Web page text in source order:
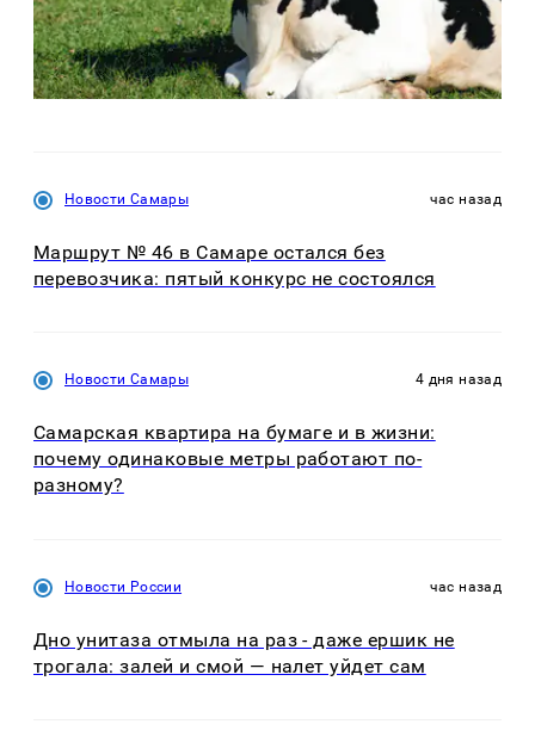
Новости Самары час назад
Маршрут № 46 в Самаре остался без
перевозчика: пятый конкурс не состоялся
Новости Самары 4 дня назад
Самарская квартира на бумаге и в жизни:
почему одинаковые метры работают по-
разному?
Новости России час назад
Дно унитаза отмыла на раз - даже ершик не
трогала: залей и смой — налет уйдет сам